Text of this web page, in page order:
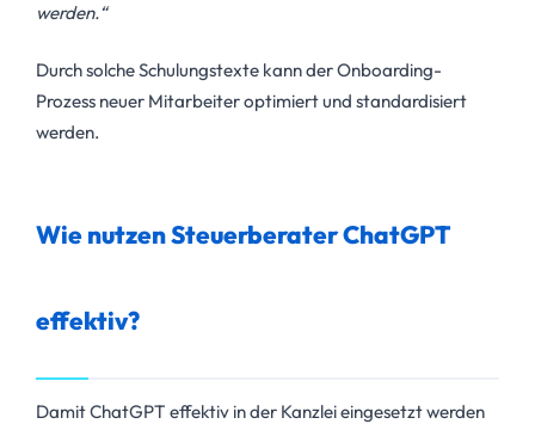
werden.“
Durch solche Schulungstexte kann der Onboarding-
Prozess neuer Mitarbeiter optimiert und standardisiert
werden.
Wie nutzen Steuerberater ChatGPT
effektiv?
Damit ChatGPT effektiv in der Kanzlei eingesetzt werden